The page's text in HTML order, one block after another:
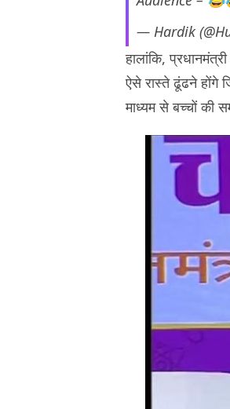
— Hardik
हालांकि,
ऐसे रास्ते ढूंढने
माध्यम से बच्चों की